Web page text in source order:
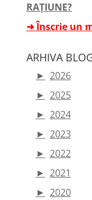
RAȚIUNE?
➜ Înscrie un
ARHIVA
► 2026
► 2025
► 2024
► 2023
► 2022
► 2021
► 2020